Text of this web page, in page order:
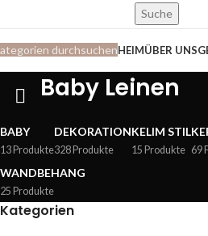
Suche
durchsuchenHEIMÜBER UNS
Baby Leinen
BABY
13 Produkte
DEKORATION
328 Produkte
KELIM STIL
15 Produkte 69
WANDBEHANG
25 Produkte
Kategorien